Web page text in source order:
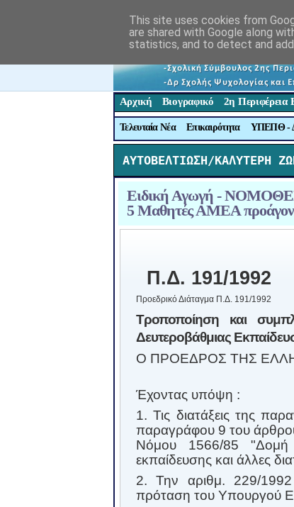
Αρχική Βιογραφικό 2η
Τελευταία Νέα Επικαιρότητα ΥΠΕΠΘ -
ΑΥΤΟΒΕΛΤΙΩΣΗ/ΚΑΛΥΤΕΡΗ
Ειδική Αγωγή -
5 Μαθητές ΑΜΕΑ
Π.Δ. 191/1992
Προεδρικό Διάταγμα Π.Δ. 191/1992
Τροποποίηση και
Δευτεροβάθμιας
Ο ΠΡΟΕΔΡΟΣ ΤΗΣ
Έχοντας υπόψη :
1. Τις διατάξεις της
παραγράφου 9 του
Νόμου 1566/85 "Δομή
εκπαίδευσης και άλλες
2. Την αριθμ. 229/1992
πρόταση του Υπουργού
This site uses cookies from
are shared with Google along
statistics, and to detect and